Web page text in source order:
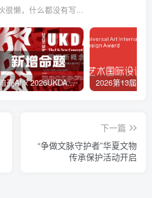
很懒，什么都没有写...
暗壳AI x 2026UKDA英国新概念设计奖
下一篇
“争做文脉守护者”华夏文物
传承保护活动开启